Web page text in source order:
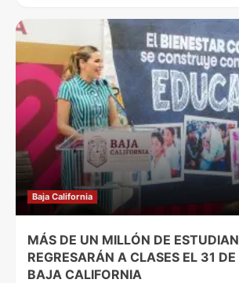
Baja California
MÁS DE UN MILLÓN DE
REGRESARÁN A CLASES EL 31
BAJA CALIFORNIA